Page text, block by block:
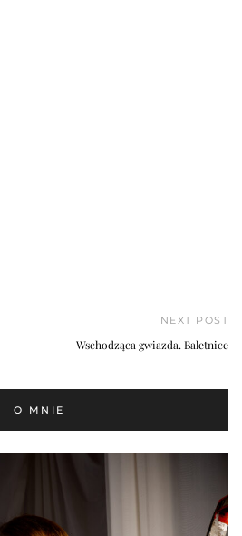
NEXT POST
Wschodząca gwiazda. Baletnice
O MNIE